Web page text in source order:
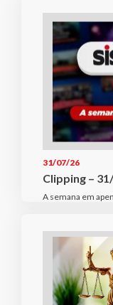
31/07/26
Clipping –
A semana em